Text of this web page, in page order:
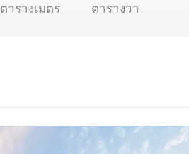
ตารางเมตร
ตารางวา